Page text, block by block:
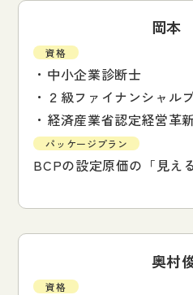
岡本
資格
・中小企業診断士
・２級ファイナンシャル
・経済産業省認定経営革
パッケージプラン
BCPの設定原価の「見え
奥村
資格